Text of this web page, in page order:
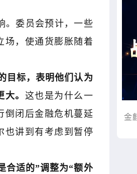
。委员会预计，一些
场，使通货膨胀随着
目标，表明他们认为
。 这也是为什么一
倒闭后金融危机蔓延
也讲到有考虑到暂停
合适的”调整为“额外
金麒麟｜黑马掘金术｜战胜心魔利润
倍增